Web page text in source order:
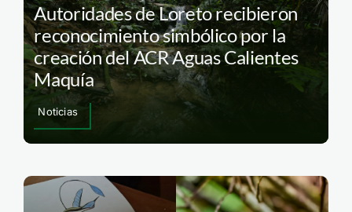
Autoridades de Loreto recibieron
reconocimiento simbólico por la
creación del ACR Aguas Calientes
Maquía
Noticias